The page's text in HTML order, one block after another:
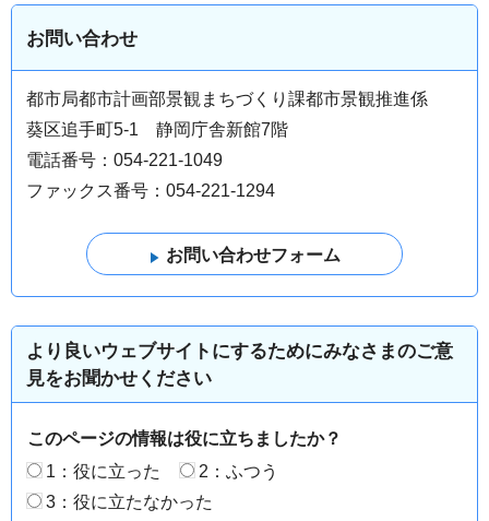
お問い合わせ
都市局都市計画部景観まちづくり課都市景観推進係
葵区追手町5-1 静岡庁舎新館7階
電話番号：054-221-1049
ファックス番号：054-221-1294
より良いウェブサイトにするためにみなさまのご意
見をお聞かせください
このページの情報は役に立ちましたか？
1：役に立った
2：ふつう
3：役に立たなかった